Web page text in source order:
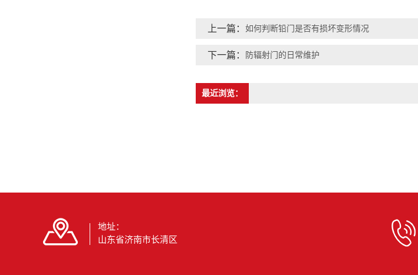
上一篇： 如何判断铅门是否有损坏变形情况
下一篇： 防辐射门的日常维护
最近浏览：
地址：
山东省济南市长清区